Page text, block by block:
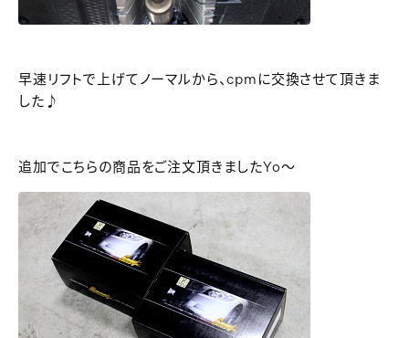
早速リフトで上げてノーマルから、cpmに交換させて頂きま
した♪
追加でこちらの商品をご注文頂きましたYo～